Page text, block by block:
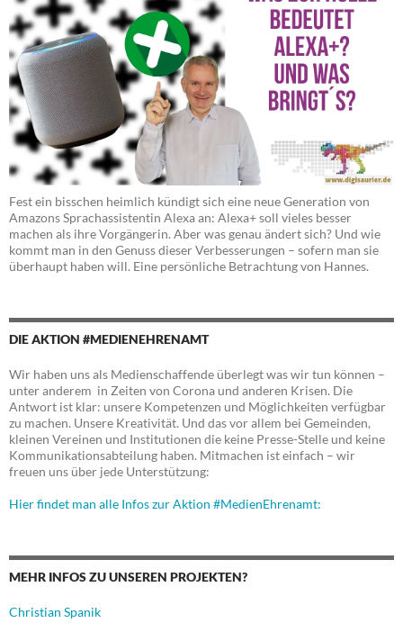
Fest ein bisschen heimlich kündigt sich eine neue Generation von
Amazons Sprachassistentin Alexa an: Alexa+ soll vieles besser
machen als ihre Vorgängerin. Aber was genau ändert sich? Und wie
kommt man in den Genuss dieser Verbesserungen – sofern man sie
überhaupt haben will. Eine persönliche Betrachtung von Hannes.
DIE AKTION #MEDIENEHRENAMT
Wir haben uns als Medienschaffende überlegt was wir tun können –
unter anderem in Zeiten von Corona und anderen Krisen. Die
Antwort ist klar: unsere Kompetenzen und Möglichkeiten verfügbar
zu machen. Unsere Kreativität. Und das vor allem bei Gemeinden,
kleinen Vereinen und Institutionen die keine Presse-Stelle und keine
Kommunikationsabteilung haben. Mitmachen ist einfach – wir
freuen uns über jede Unterstützung:
Hier findet man alle Infos zur Aktion #MedienEhrenamt:
MEHR INFOS ZU UNSEREN PROJEKTEN?
Christian Spanik